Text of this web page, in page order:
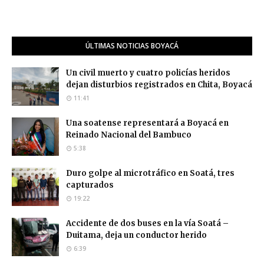
ÚLTIMAS NOTICIAS BOYACÁ
Un civil muerto y cuatro policías heridos
dejan disturbios registrados en Chita, Boyacá
11:41
Una soatense representará a Boyacá en
Reinado Nacional del Bambuco
5:38
Duro golpe al microtráfico en Soatá, tres
capturados
19:22
Accidente de dos buses en la vía Soatá –
Duitama, deja un conductor herido
6:39